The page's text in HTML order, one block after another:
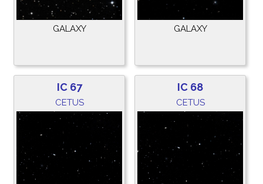
GALAXY GALAXY
IC 67
CETUS
IC 68
CETUS